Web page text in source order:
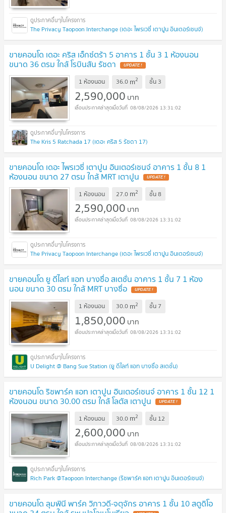
The Privacy Taopoon Interchange (เดอะ ไพรเวซี่ เตาปูน อินเตอร์เชนจ์)
ขายคอนโด เดอะ คริส เอ็กซ์ตร้า 5 อาคาร 1 ชั้น 3 1 ห้องนอน
ขนาด 36 ตรม ใกล้ โรบินสัน รัชดา UPDATE !
1 ห้องนอน 36.0 m2 ชั้น 3
2,590,000 บาท
08/08/2026 13:31:02
The Kris 5 Ratchada 17 (เดอะ คริส 5 รัชดา 17)
ขายคอนโด เดอะ ไพรเวซี่ เตาปูน อินเตอร์เชนจ์ อาคาร 1 ชั้น 8 1
ห้องนอน ขนาด 27 ตรม ใกล้ MRT เตาปูน UPDATE !
1 ห้องนอน 27.0 m2 ชั้น8
2,590,000 บาท
08/08/2026 13:31:02
The Privacy Taopoon Interchange (เดอะ ไพรเวซี่ เตาปูน อินเตอร์เชนจ์)
ขายคอนโด ยู ดีไลท์ แอท บางซื่อ สเตชั่น อาคาร 1 ชั้น 7 1 ห้อง
นอน ขนาด 30 ตรม ใกล้ MRT บางซื่อ UPDATE !
1 ห้องนอน 30.0 m2 ชั้น 7
1,850,000 บาท
08/08/2026 13:31:02
U Delight @ Bang Sue Station (ยู ดีไลท์ แอท บางซื่อ สเตชั่น)
ขายคอนโด ริชพาร์ค แอท เตาปูน อินเตอร์เชนจ์ อาคาร 1 ชั้น 12 1
ห้องนอน ขนาด 30.00 ตรม ใกล้ โลตัส เตาปูน UPDATE !
1 ห้องนอน 30.0 m2 ชั้น 12
2,600,000 บาท
08/08/2026 13:31:02
Rich Park @Taopoon Interchange (ริชพาร์ค แอท เตาปูน อินเตอร์เชนจ์)
ขายคอนโด ลุมพินี พาร์ค วิภาวดี-จตุจักร อาคาร 1 ชั้น 10 สตูดิโอ